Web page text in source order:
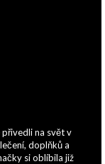
na svět v
doplňků a
si oblíbila již